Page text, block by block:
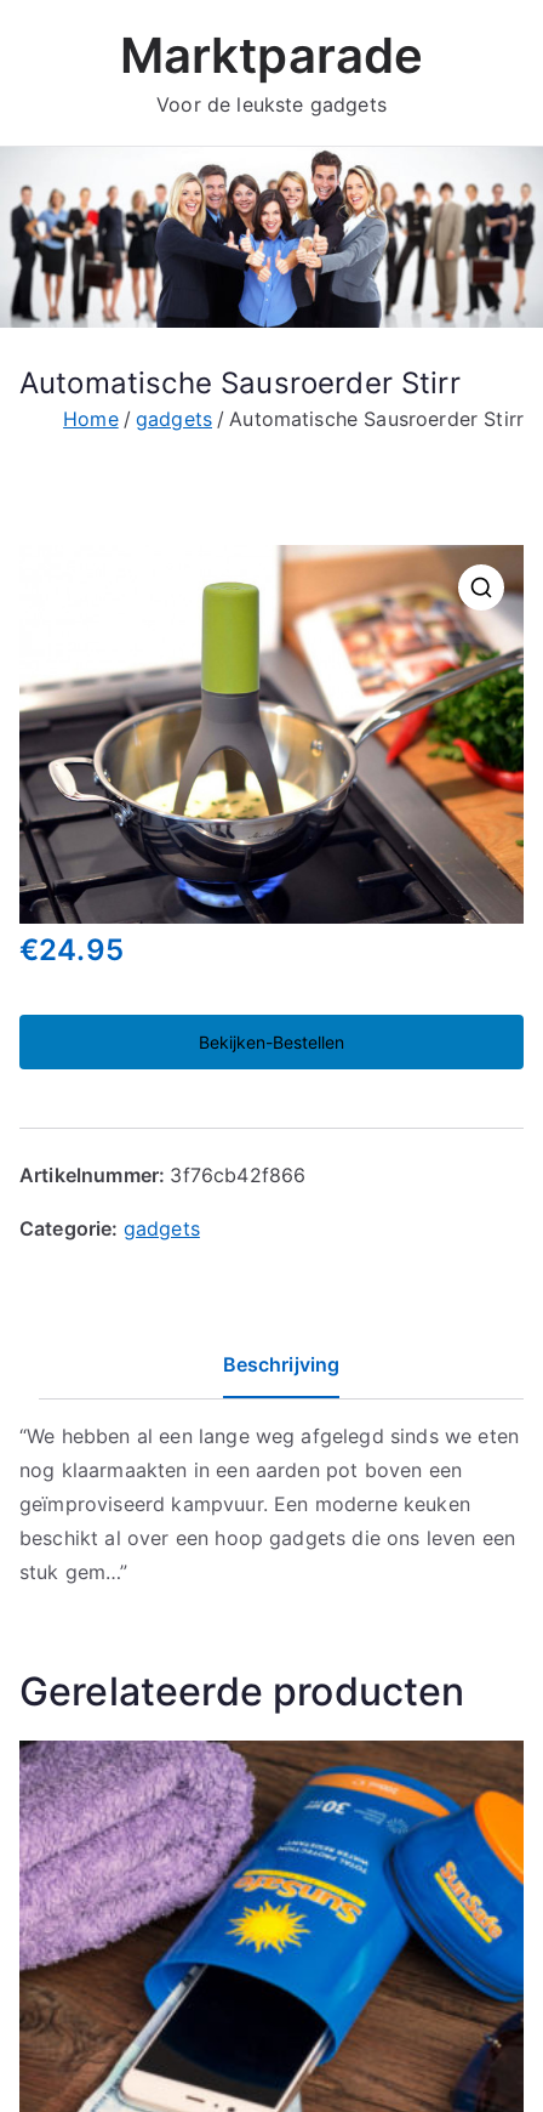
Marktparade
Voor de leukste gadgets
Automatische Sausroerder Stirr
Home gadgets Automatische Sausroerder Stirr
🔍
€24.95
Bekijken-Bestellen
Artikelnummer: 3f76cb42f866
Categorie: gadgets
Beschrijving
“We hebben al een lange weg afgelegd sinds we eten
nog klaarmaakten in een aarden pot boven een
geïmproviseerd kampvuur. Een moderne keuken
beschikt al over een hoop gadgets die ons leven een
stuk gem…”
Gerelateerde producten